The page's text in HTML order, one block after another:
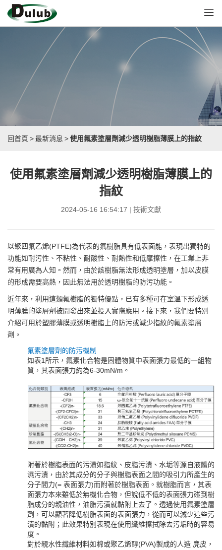
回首頁 >最新消息 >使用氟素塗層劑減少透明樹脂薄膜上的指紋
使用氟素塗層劑減少透明樹脂薄膜上的
指紋
2024-05-16 16:54:17 | 技術文獻
以聚四氟乙烯(PTFE)為代表的氟樹脂具有低表面能，表現出獨特的
功能如耐污性、不粘性、耐酸性、耐熱性和低摩擦性，在工業上非
常有用廣為人知。然而，由於該樹脂無法形成透明塗層，加以皮膜
的形成需要高熱，因此無法用於透明樹脂的防污功能。
近年來，利用這類氟樹脂的獨特優點，已有多種可在室溫下形成透
明薄膜的塗層劑被開發出來並投入實際應用。接下來，我們要特別
介紹可用於塑膠薄膜或透明樹脂上的防污或減少指紋的氟素塗層
劑。
氟素塗層劑的防污機制
如表1所示，氟素化合物是固體物質中表面張力最低的一組物
質，其表面張力約為6-30mN/m。
附著於樹脂表面的污漬如指紋、皮脂污漬、水垢等源自液體的
濕污漬，由於其成分的分子與樹脂表面之間的吸引力所產生的
分子間力(= 表面張力)而附著於樹脂表面。就樹脂而言，其表
面張力本來雖低於無機化合物，但說低不低的表面張力碰到樹
脂成分的親油性，油脂污漬就黏附上去了。透過使用氟素塗層
劑，可以顯著降低樹脂表面的表面張力，從而可以減少這些污
漬的黏附；此效果特別表現在使用纖維擦拭除去污垢時的容易
度。
對於親水性纖維材料如棉或聚乙烯醇(PVA)製成的人造 麂皮，